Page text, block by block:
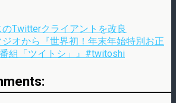
のTwitterクライアントを改良
オから『世界初！年末年始特別お正
組「ツイトシ」』#twitoshi